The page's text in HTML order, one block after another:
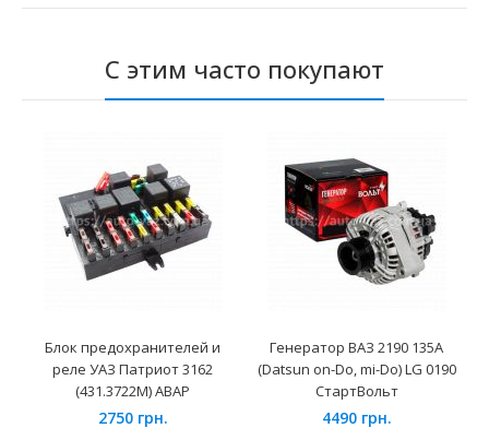
С этим часто покупают
Блок предохранителей и
реле УАЗ Патриот 3162
(431.3722М) АВАР
2750 грн.
Генератор ВАЗ 2190 135А
(Datsun on-Do, mi-Do) LG 0190
СтартВольт
4490 грн.